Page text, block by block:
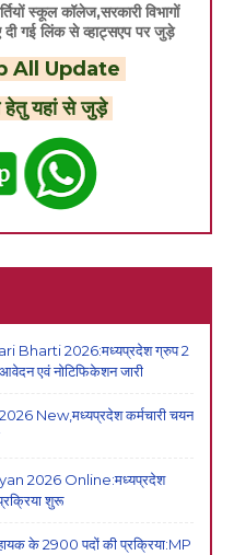
स्कूल कॉलेज,सरकारी विभागों
दी गई लिंक से व्हाट्सएप पर जुड़े
All Update
हेतु यहां से जुड़े
Bharti 2026:मध्यप्रदेश ग्रुप 2
एवं नोटिफिकेशन जारी
New,मध्यप्रदेश कर्मचारी चयन
2026 Online:मध्यप्रदेश
शुरू
के 2900 पदों की प्रक्रिया:MP